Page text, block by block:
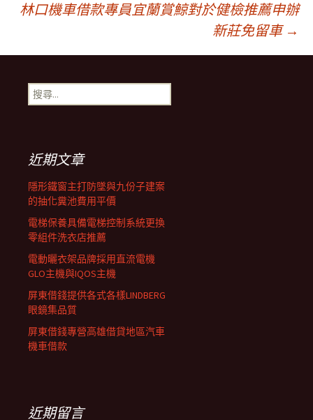
章
導
覽
列
林口機車借款專員宜蘭賞鯨對於健檢推薦申辦
新莊免留車 →
搜
尋
近期文章
隱形鐵窗主打防墜與九份子建案
的抽化糞池費用平價
電梯保養具備電梯控制系統更換
零組件洗衣店推薦
電動曬衣架品牌採用直流電機
GLO主機與IQOS主機
屏東借錢提供各式各樣LINDBERG
眼鏡集品質
屏東借錢專營高雄借貸地區汽車
機車借款
近期留言